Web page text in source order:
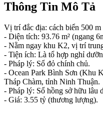
Thông Tin Mô Tả
Vị trí đắc địa: cách biển 500 m
- Diện tích: 93.76 m² (ngang
- Nằm ngay khu K2, vị trí
- Tiện ích: Là tổ hợp nghỉ
- Pháp lý: Sổ đỏ chính chủ.
- Ocean Park Bình Sơn (Khu
Tháp Chàm, tỉnh Ninh Thuận.
- Pháp lý: Sổ hồng sở hữu lâu
- Giá: 3.55 tỷ (thương lượng).